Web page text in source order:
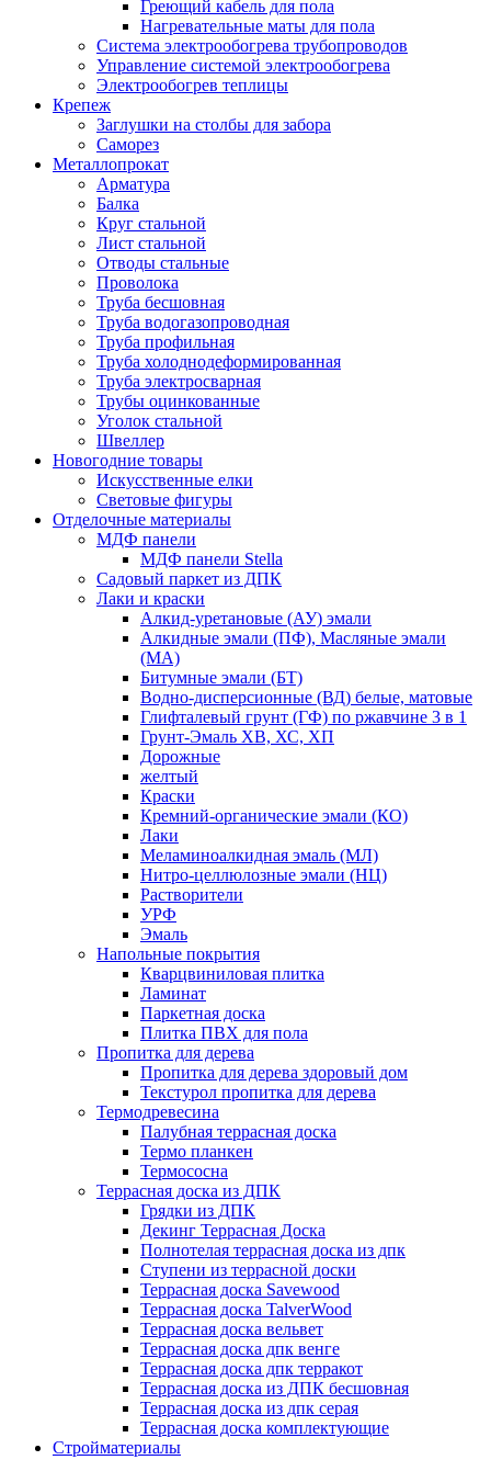
Греющий кабель для пола
Нагревательные маты для пола
Система электрообогрева трубопроводов
Управление системой электрообогрева
Электрообогрев теплицы
Крепеж
Заглушки на столбы для забора
Саморез
Металлопрокат
Арматура
Балка
Круг стальной
Лист стальной
Отводы стальные
Проволока
Труба бесшовная
Труба водогазопроводная
Труба профильная
Труба холоднодеформированная
Труба электросварная
Трубы оцинкованные
Уголок стальной
Швеллер
Новогодние товары
Искусственные елки
Световые фигуры
Отделочные материалы
МДФ панели
МДФ панели Stella
Садовый паркет из ДПК
Лаки и краски
Алкид-уретановые (АУ) эмали
Алкидные эмали (ПФ), Масляные эмали
(МА)
Битумные эмали (БТ)
Водно-дисперсионные (ВД) белые, матовые
Глифталевый грунт (ГФ) по ржавчине 3 в 1
Грунт-Эмаль ХВ, ХС, ХП
Дорожные
желтый
Краски
Кремний-органические эмали (КО)
Лаки
Меламиноалкидная эмаль (МЛ)
Нитро-целлюлозные эмали (НЦ)
Растворители
УРФ
Эмаль
Напольные покрытия
Кварцвиниловая плитка
Ламинат
Паркетная доска
Плитка ПВХ для пола
Пропитка для дерева
Пропитка для дерева здоровый дом
Текстурол пропитка для дерева
Термодревесина
Палубная террасная доска
Термо планкен
Термососна
Террасная доска из ДПК
Грядки из ДПК
Декинг Террасная Доска
Полнотелая террасная доска из дпк
Ступени из террасной доски
Террасная доска Savewood
Террасная доска TalverWood
Террасная доска вельвет
Террасная доска дпк венге
Террасная доска дпк терракот
Террасная доска из ДПК бесшовная
Террасная доска из дпк серая
Террасная доска комплектующие
Стройматериалы